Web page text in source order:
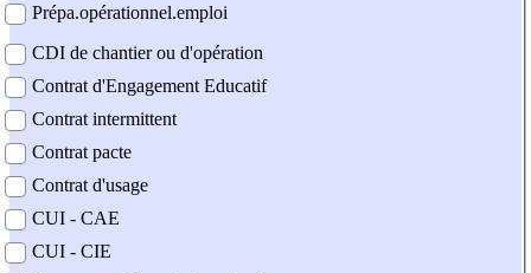
Prépa.opérationnel.emploi
CDI de chantier ou d'opération
Contrat d'Engagement Educatif
Contrat intermittent
Contrat pacte
Contrat d'usage
CUI - CAE
CUI - CIE